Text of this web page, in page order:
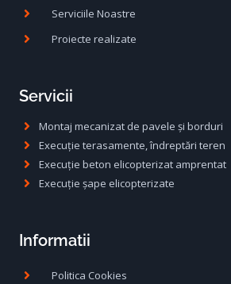
Serviciile Noastre
Proiecte realizate
Servicii
Montaj mecanizat de pavele și borduri
Execuție terasamente, îndreptări teren
Execuție beton elicopterizat amprentat
Execuție șape elicopterizate
Informatii
Politica Cookies